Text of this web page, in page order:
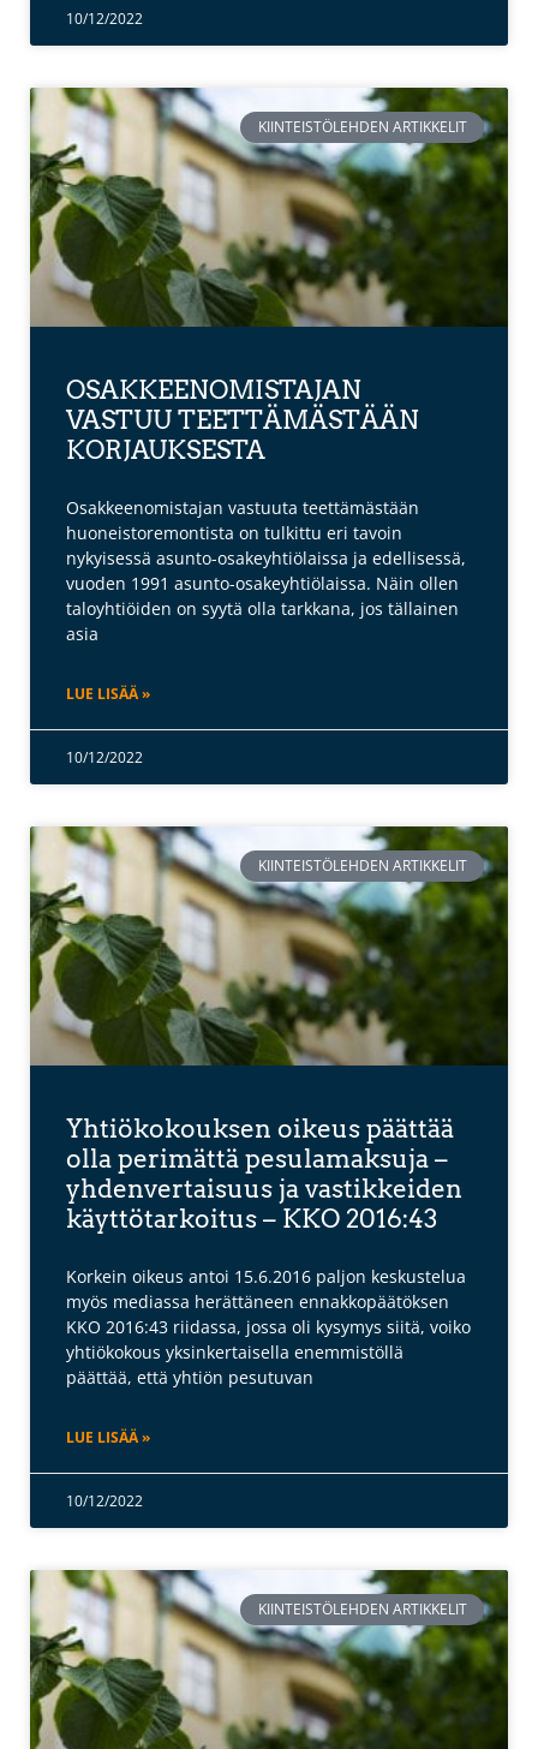
10/12/2022
KIINTEISTÖLEHDEN ARTIKKELIT
OSAKKEENOMISTAJAN
VASTUU TEETTÄMÄSTÄÄN
KORJAUKSESTA
Osakkeenomistajan vastuuta teettämästään
huoneistoremontista on tulkittu eri tavoin
nykyisessä asunto-osakeyhtiölaissa ja edellisessä,
vuoden 1991 asunto-osakeyhtiölaissa. Näin ollen
taloyhtiöiden on syytä olla tarkkana, jos tällainen
asia
LUE LISÄÄ »
10/12/2022
KIINTEISTÖLEHDEN ARTIKKELIT
Yhtiökokouksen oikeus päättää
olla perimättä pesulamaksuja –
yhdenvertaisuus ja vastikkeiden
käyttötarkoitus – KKO 2016:43
Korkein oikeus antoi 15.6.2016 paljon keskustelua
myös mediassa herättäneen ennakkopäätöksen
KKO 2016:43 riidassa, jossa oli kysymys siitä, voiko
yhtiökokous yksinkertaisella enemmistöllä
päättää, että yhtiön pesutuvan
LUE LISÄÄ »
10/12/2022
KIINTEISTÖLEHDEN ARTIKKELIT